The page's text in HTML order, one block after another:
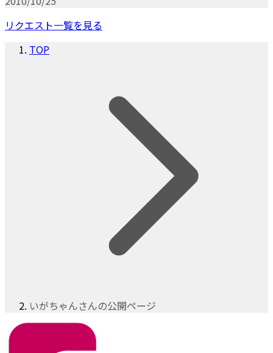
リクエスト一覧を見る
TOP
いがちゃんさんの公開ページ